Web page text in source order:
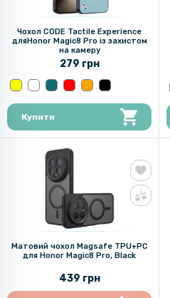
Чохол CODE Tactile Experience
дляHonor Magic8 Pro із захистом
на камеру
279 грн
Купити
Матовий чохол Magsafe TPU+PC
для Honor Magic8 Pro, Black
439 грн